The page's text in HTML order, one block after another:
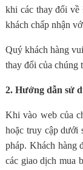
khi các thay đổi
khách chấp nhận
Quý khách hàng
thay đổi của chúng
2. Hướng dẫn sử
Khi vào web của
hoặc truy cập dưới
pháp. Khách hàng
các giao dịch mua